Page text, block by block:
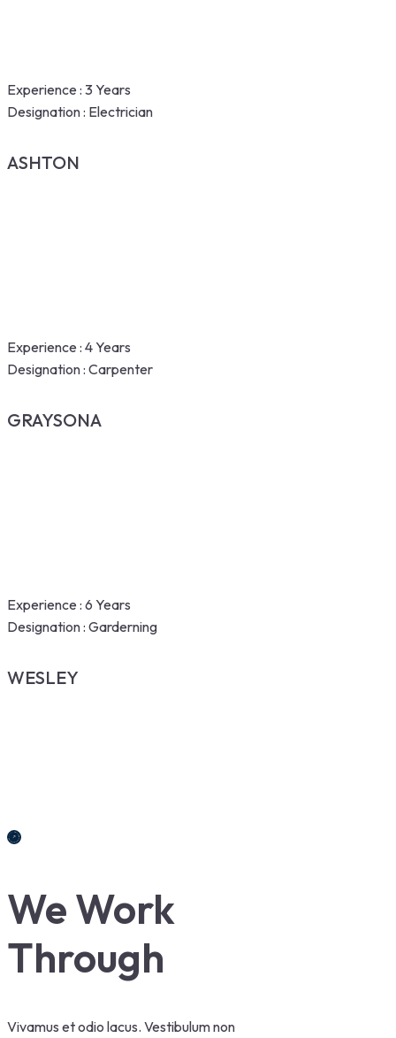
Experience : 3 Years
Designation : Electrician
ASHTON
Experience : 4 Years
Designation : Carpenter
GRAYSONA
Experience : 6 Years
Designation : Garderning
WESLEY
We Work
Through
Vivamus et odio lacus. Vestibulum non